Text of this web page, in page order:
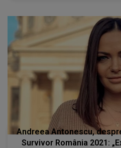
Andreea Antonescu,
Survivor România 2021: